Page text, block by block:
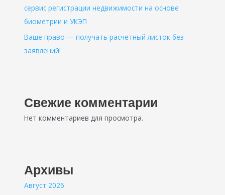
сервис регистрации недвижимости на основе
биометрии и УКЭП
Ваше право — получать расчетный листок без
заявлений!
Свежие комментарии
Нет комментариев для просмотра.
Архивы
Август 2026